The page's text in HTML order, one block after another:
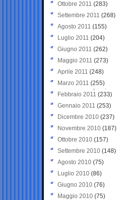
Ottobre 2011 (283)
Settembre 2011 (268)
Agosto 2011 (155)
Luglio 2011 (204)
Giugno 2011 (262)
Maggio 2011 (273)
Aprile 2011 (248)
Marzo 2011 (255)
Febbraio 2011 (233)
Gennaio 2011 (253)
Dicembre 2010 (237)
Novembre 2010 (187)
Ottobre 2010 (157)
Settembre 2010 (148)
Agosto 2010 (75)
Luglio 2010 (86)
Giugno 2010 (76)
Maggio 2010 (75)